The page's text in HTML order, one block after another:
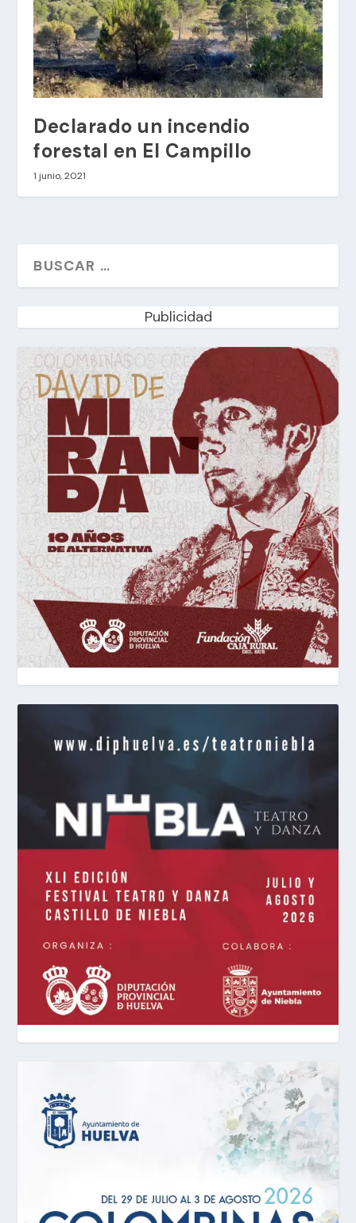
Declarado un incendio
forestal en El Campillo
1 junio, 2021
Publicidad